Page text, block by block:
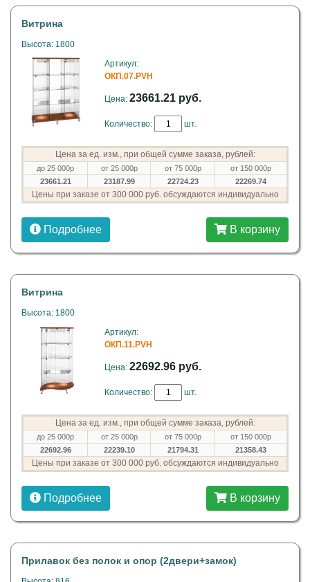
Витрина
Высота: 1800
Артикул:
ОКП.07.PVH
Цена: 23661.21 руб.
Количество: шт.
Цена за ед. изм., при общей сумме заказа, рублей:
до 25 000р от 25 000р от 75 000р
от 150 000р
23661.21
23187.99 22724.23 22269.74
Цены при заказе от 300 000 руб. обсуждаются индивидуально
Подробнее В корзину
Витрина
Высота: 1800
Артикул:
ОКП.11.PVH
Цена: 22692.96 руб.
Количество: шт.
Цена за ед. изм., при общей сумме заказа, рублей:
до 25 000р от 25 000р от 75 000р
от 150 000р
22692.96
22239.10 21794.31 21358.43
Цены при заказе от 300 000 руб. обсуждаются индивидуально
Подробнее В корзину
Прилавок без полок и опор (2двери+замок)